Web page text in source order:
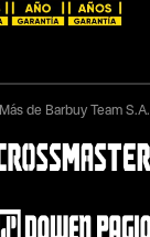
Más de Barbuy Team S.A.